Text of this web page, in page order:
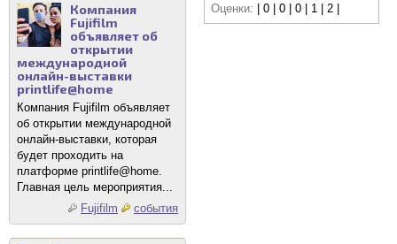
Компания
Fujifilm
объявляет об
открытии
международной
онлайн-выставки
printlife@home
Компания Fujifilm объявляет
об открытии международной
онлайн-выставки, которая
будет проходить на
платформе printlife@home.
Главная цель мероприятия...
Fujifilm
события
Оценки: | 0 | 0 | 0 | 1 | 2 |